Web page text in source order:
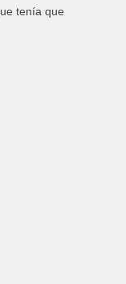
tenía que